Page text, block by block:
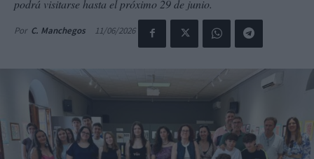
podrá visitarse hasta el próximo 29 de junio.
Por C. Manchegos 11/06/2026